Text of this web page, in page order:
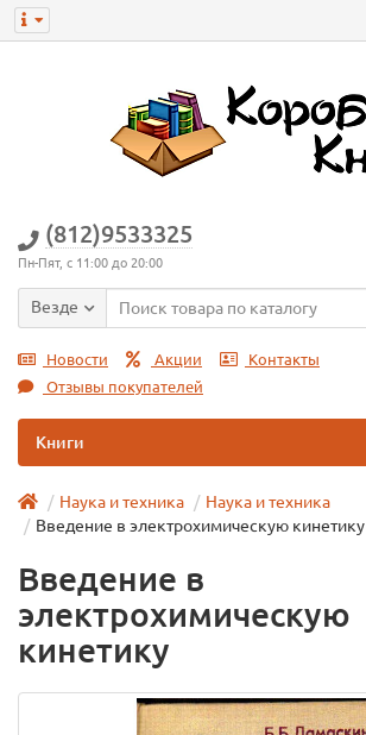
(812)9533325
Пн-Пят, с 11:00 до 20:00
Везде
Новости Акции
Контакты
Отзывы покупателей
Книги
Наука и техника
Наука и техникa
Введение в электрохимическую кинетику
Введение в
электрохимическую
кинетику